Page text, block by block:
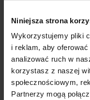
Niniejsza strona
Wykorzystujemy pliki
i reklam, aby
analizować ruch w
korzystasz z naszej
społecznościowym,
Partnerzy mogą
prezentowania
Kierunek
kształcenia